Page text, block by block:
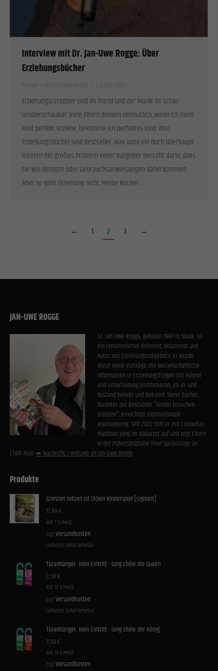
Interview mit Dr. Jan-Uwe Rogge: Über
Erziehungsbücher
Erziehungsratgeber sind im Trend und der Markt ist schier
unüberschaubar. Viele Eltern denken vermutlich, wenn ich mein
Kind perfekt erziehe, bekomme ich perfektes Kind. Ihre
Erziehungsbücher sind Bestseller. Was kann ein Buch überhaupt
leisten? Ein großes Problem vieler Ratgeber besteht darin, daes
sie wie Rezepte oder Gebrauchsanweisungen daherkommen.
Aber so geht Erziehung nicht. Meine Bücher…
← 1 2 3 →
JAN-UWE ROGGE
Dr. Jan-Uwe Rogge, geboren 1947 in Stade, ist
ein renommierter Referent, Kolumnist und
Autor von Erziehungsratgebern. Er wurde
durch seine Vorträge, die wissenschaftliche
Information in Erziehungsfragen mit Humor
und Unterhaltung kombinieren, im In- und
Ausland beliebt und bekannt. Seine Bücher,
darunter der Bestseller "Kinder brauchen
Grenzen", erreichten internationale
Anerkennung. Seit 2022 tritt er mit Comedian
Matthias Jung im Kabarett auf und regt Eltern
in der Pubertätsphase ihrer Sprösslinge an:
Chillt mal!➥ Nachricht / Anfrage an Jan-Uwe Rogge
Produkte
Grenzen setzen ist (k)ein Kinderspiel [signiert]
17,99€
inkl. 7 % MwSt.
zzgl. Versandkosten
Lieferzeit: Sofort lieferbar
Türanhänger: Kein Eintritt - lang chille die Queen
3,50€
inkl. 19 % MwSt.
zzgl. Versandkosten
Lieferzeit: Sofort lieferbar
Türanhänger: Kein Eintritt - lang chille der König
3,50€
inkl. 19 % MwSt.
zzgl. Versandkosten